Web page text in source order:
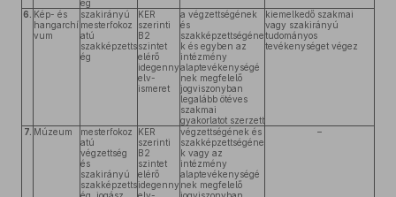
ég
6. Kép- és
hangarchí
vum
szakirányú
mesterfokoz
atú
szakképzetts
ég
KER
szerinti
B2
szintet
elérő
idegenny
elv-
ismeret
a végzettségének
és
szakképzettségéne
k és egyben az
intézmény
alaptevékenységé
nek megfelelő
jogviszonyban
legalább ötéves
szakmai
gyakorlatot szerzett
kiemelkedő szakmai
vagy szakirányú
tudományos
tevékenységet végez
7. Múzeum
mesterfokoz
atú
végzettség
és
szakirányú
szakképzetts
KER
szerinti
B2
szintet
elérő
idegenny
végzettségének és
szakképzettségéne
k vagy az
intézmény
alaptevékenységé
nek megfelelő
–